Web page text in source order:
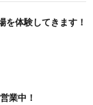
を体験してきます！
業中！